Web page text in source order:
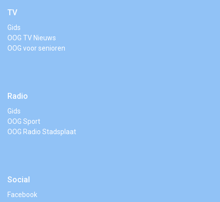
TV
Gids
OOG TV Nieuws
OOG voor senioren
Radio
Gids
OOG Sport
OOG Radio Stadsplaat
Social
Facebook